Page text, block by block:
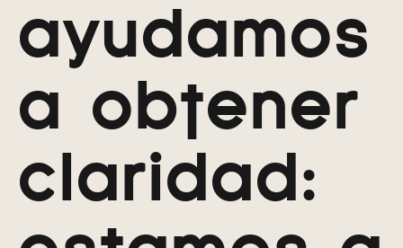
ayudamos
a obtener
claridad: